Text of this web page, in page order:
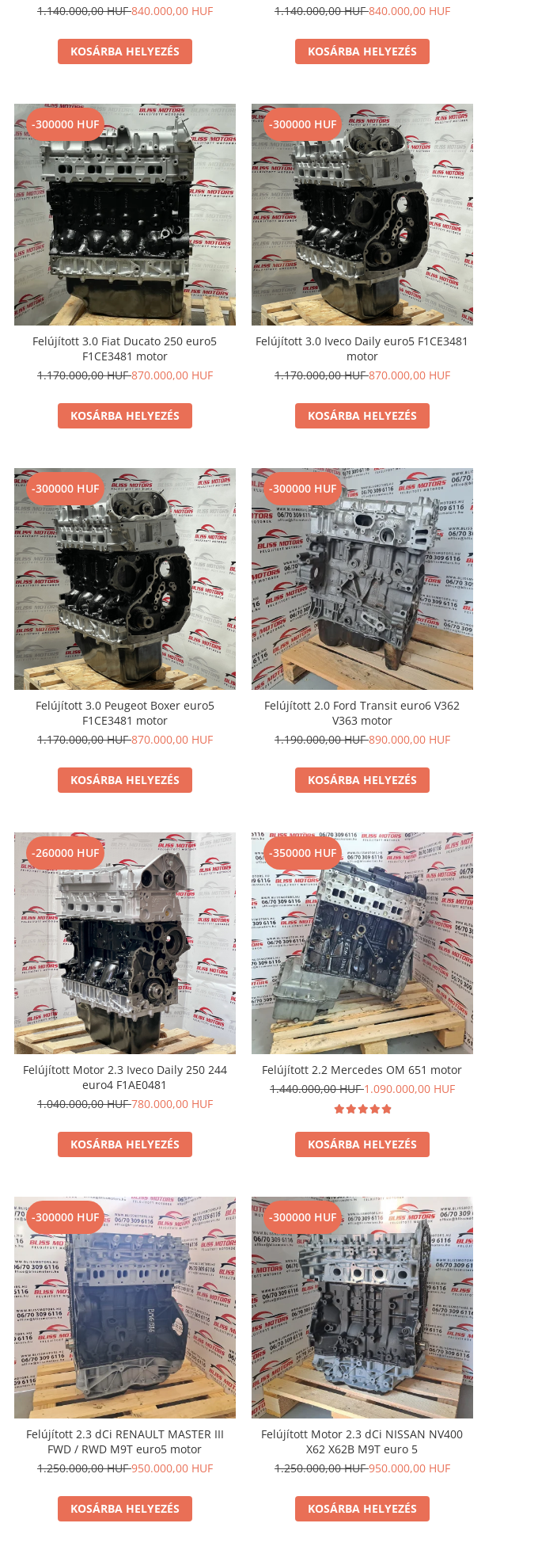
1.140.000,00 HUF840.000,00 HUF
KOSÁRBA HELYEZÉS
1.140.000,00 HUF840.000,00 HUF
KOSÁRBA HELYEZÉS
-300000 HUF
Felújított 3.0 Fiat Ducato 250 euro5
F1CE3481 motor
1.170.000,00 HUF870.000,00 HUF
KOSÁRBA HELYEZÉS
-300000 HUF
Felújított 3.0 Iveco Daily euro5 F1CE3481
motor
1.170.000,00 HUF870.000,00 HUF
KOSÁRBA HELYEZÉS
-300000 HUF
Felújított 3.0 Peugeot Boxer euro5
F1CE3481 motor
1.170.000,00 HUF870.000,00 HUF
KOSÁRBA HELYEZÉS
-300000 HUF
Felújított 2.0 Ford Transit euro6 V362
V363 motor
1.190.000,00 HUF890.000,00 HUF
KOSÁRBA HELYEZÉS
-260000 HUF
Felújított Motor 2.3 Iveco Daily 250 244
euro4 F1AE0481
1.040.000,00 HUF780.000,00 HUF
KOSÁRBA HELYEZÉS
-350000 HUF
Felújított 2.2 Mercedes OM 651 motor
1.440.000,00 HUF1.090.000,00 HUF
KOSÁRBA HELYEZÉS
-300000 HUF
Felújított 2.3 dCi RENAULT MASTER III
FWD / RWD M9T euro5 motor
1.250.000,00 HUF950.000,00 HUF
KOSÁRBA HELYEZÉS
-300000 HUF
Felújított Motor 2.3 dCi NISSAN NV400
X62 X62B M9T euro 5
1.250.000,00 HUF950.000,00 HUF
KOSÁRBA HELYEZÉS